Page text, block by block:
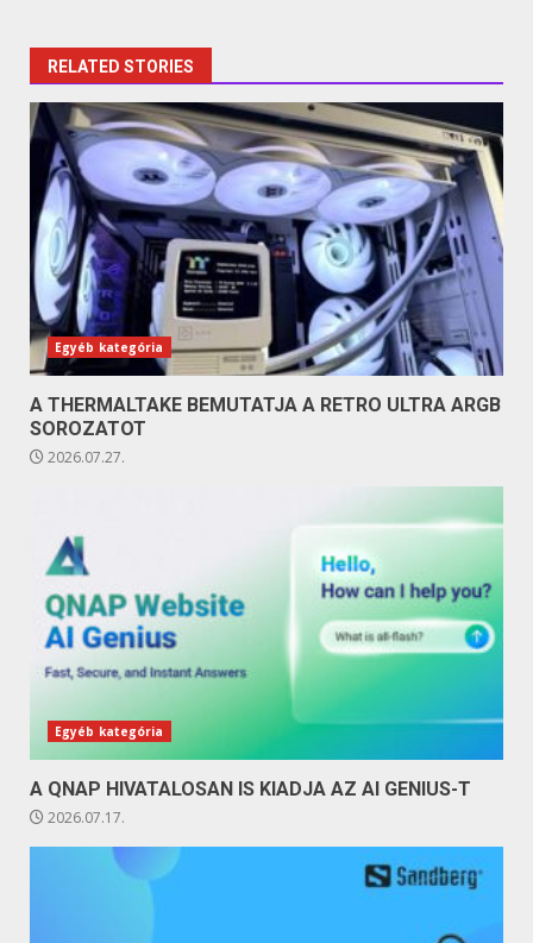
RELATED STORIES
Egyéb kategória
A THERMALTAKE BEMUTATJA A RETRO ULTRA ARGB
SOROZATOT
2026.07.27.
Egyéb kategória
A QNAP HIVATALOSAN IS KIADJA AZ AI GENIUS-T
2026.07.17.